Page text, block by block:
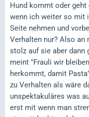
Hund kommt oder geht
wenn ich weiter so mit
Seite nehmen und
Verhalten nur? Also an
stolz auf sie aber dann
meint "Frauli wir
herkommt, damit
zu Verhalten als wäre
unspektakuläres was
erst mit wenn man